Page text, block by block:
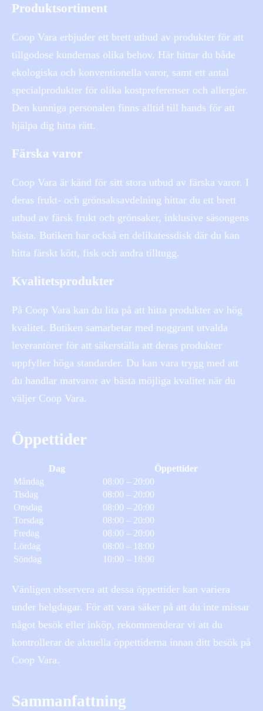
Produktsortiment
Coop Vara erbjuder ett brett utbud av produkter för att
tillgodose kundernas olika behov. Här hittar du både
ekologiska och konventionella varor, samt ett antal
specialprodukter för olika kostpreferenser och allergier.
Den kunniga personalen finns alltid till hands för att
hjälpa dig hitta rätt.
Färska varor
Coop Vara är känd för sitt stora utbud av färska varor. I
deras frukt- och grönsaksavdelning hittar du ett brett
utbud av färsk frukt och grönsaker, inklusive säsongens
bästa. Butiken har också en delikatessdisk där du kan
hitta färskt kött, fisk och andra tilltugg.
Kvalitetsprodukter
På Coop Vara kan du lita på att hitta produkter av hög
kvalitet. Butiken samarbetar med noggrant utvalda
leverantörer för att säkerställa att deras produkter
uppfyller höga standarder. Du kan vara trygg med att
du handlar matvaror av bästa möjliga kvalitet när du
väljer Coop Vara.
Öppettider
Dag
Öppettider
Måndag
08:00 – 20:00
Tisdag
08:00 – 20:00
Onsdag
08:00 – 20:00
Torsdag
08:00 – 20:00
Fredag
08:00 – 20:00
Lördag
08:00 – 18:00
Söndag
10:00 – 18:00
Vänligen observera att dessa öppettider kan variera
under helgdagar. För att vara säker på att du inte missar
något besök eller inköp, rekommenderar vi att du
kontrollerar de aktuella öppettiderna innan ditt besök på
Coop Vara.
Sammanfattning